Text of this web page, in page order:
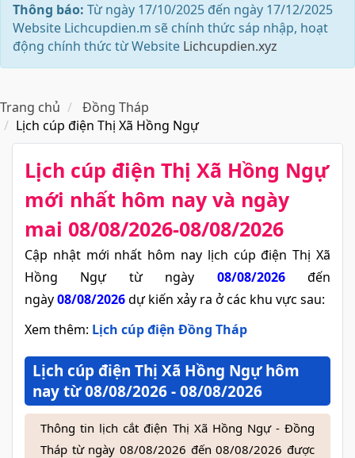
Thông báo: Từ ngày 17/10/2025 đến ngày 17/12/2025
Website Lichcupdien.m sẽ chính thức sáp nhập, hoạt
động chính thức từ Website Lichcupdien.xyz
Trang chủ
Đồng Tháp
Lịch cúp điện Thị Xã Hồng Ngự
Lịch cúp điện Thị Xã Hồng Ngự​
mới nhất hôm nay và ngày
mai 08/08/2026-08/08/2026
Cập nhật mới nhất hôm nay lịch cúp điện Thị Xã
Hồng Ngự từ ngày
08/08/2026đến
ngày08/08/2026dự kiến xảy ra ở các khu vực sau:
Xem thêm: Lịch cúp điện Đồng Tháp
Lịch cúp điện Thị Xã Hồng Ngự hôm
nay từ 08/08/2026 - 08/08/2026
Thông tin lịch cắt điện Thị Xã Hồng Ngự - Đồng
Tháp từ ngày 08/08/2026 đến 08/08/2026 được